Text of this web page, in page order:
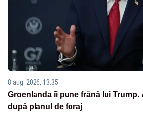
8 aug. 2026, 13:35
Groenlanda îi pune frână lui Trump.
după planul de foraj